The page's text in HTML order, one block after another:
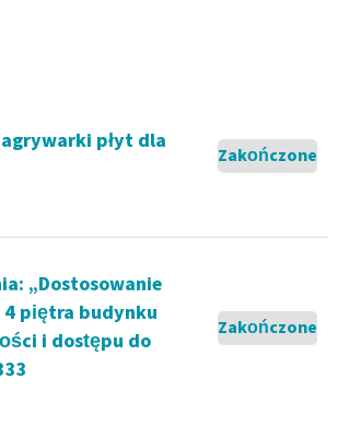
płyt dla
Zakończone
„Dostosowanie
piętra budynku
i dostępu do
Zakończone